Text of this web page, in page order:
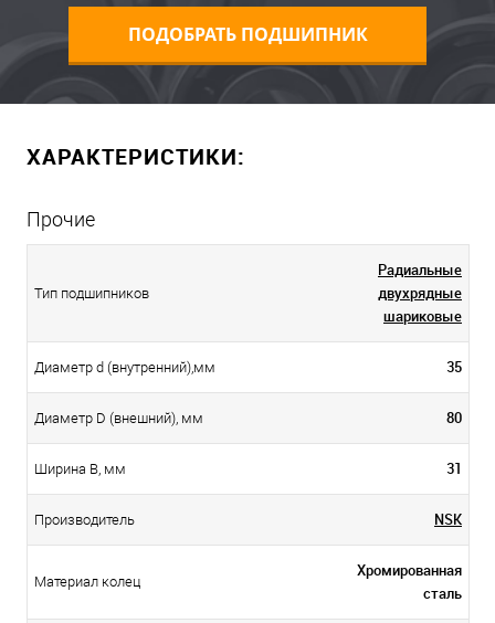
ПОДОБРАТЬ ПОДШИПНИК
ХАРАКТЕРИСТИКИ:
Прочие
Тип подшипников
Радиальные
двухрядные
шариковые
Диаметр d (внутренний),мм 35
Диаметр D (внешний), мм 80
Ширина B, мм 31
Производитель NSK
Материал колец
Хромированная
сталь